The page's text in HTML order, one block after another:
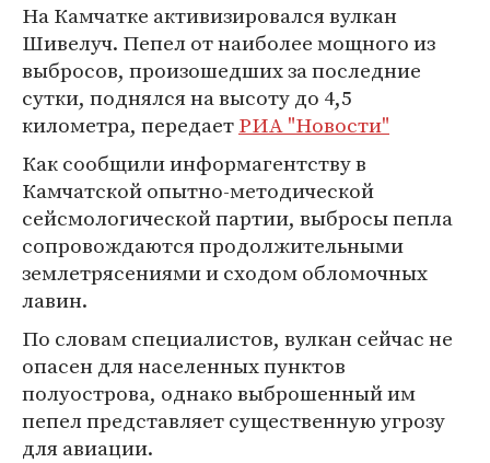
На Камчатке активизировался вулкан
Шивелуч. Пепел от наиболее мощного из
выбросов, произошедших за последние
сутки, поднялся на высоту до 4,5
километра, передаетРИА "Новости"
Как сообщили информагентству в
Камчатской опытно-методической
сейсмологической партии, выбросы пепла
сопровождаются продолжительными
землетрясениями и сходом обломочных
лавин.
По словам специалистов, вулкан сейчас не
опасен для населенных пунктов
полуострова, однако выброшенный им
пепел представляет существенную угрозу
для авиации.